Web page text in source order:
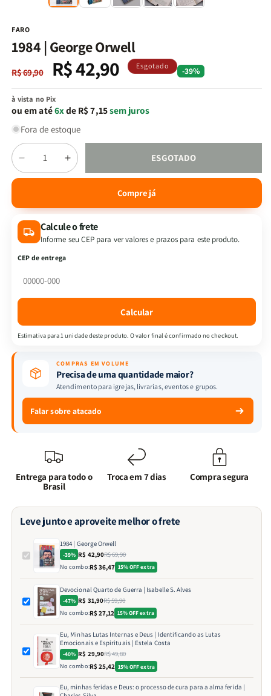
FARO
1984 | George Orwell
Preço
normal
R$ 69,90
Preço
promocional
R$ 42,90 Esgotado -39%
à vista no Pix
ou em até6xde R$ 7,15sem juros
Fora de estoque
Quantidade
Diminuir
a
1984
|
George
Orwell
Aumentar
a
quantidade
1984
|
George
ESGOTADO
Compre já
Calcule o frete
Informe seu CEP para ver valores e prazos para este produto.
CEP de entrega
Calcular
Estimativa para 1 unidade deste produto. O valor final é confirmado no checkout.
COMPRAS EM VOLUME
Precisa de uma quantidade maior?
Atendimento para igrejas, livrarias, eventos e grupos.
Falar sobre atacado
Entrega para todo o
Brasil
Troca em 7 dias Compra segura
Leve junto e aproveite melhor o frete
1984 | George Orwell
-39% R$ 42,90R$ 69,90
No combo:R$ 36,47 15% OFF extra
Devocional Quarto de Guerra | Isabelle S. Alves
-47% R$ 31,90R$ 59,90
No combo:R$ 27,12 15% OFF extra
Eu, Minhas Lutas Internas e Deus | Identificando as Lutas
Emocionais e Espirituais | Estela Costa
-40% R$ 29,90R$ 49,80
No combo:R$ 25,42 15% OFF extra
Eu, minhas feridas e Deus: o processo de cura para a alma ferida |